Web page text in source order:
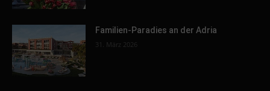
Familien-Paradies an der Adria
31. März 2026